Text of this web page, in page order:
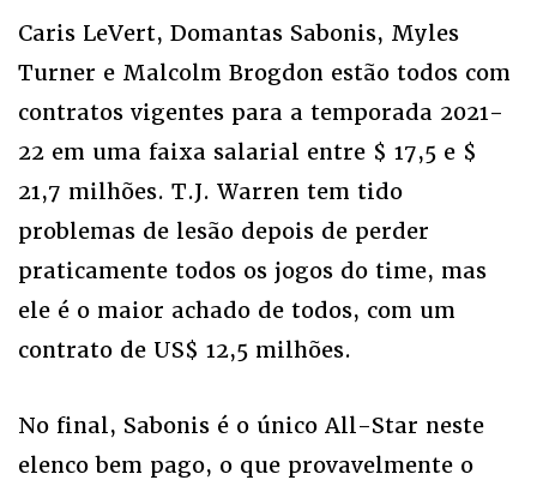
Caris LeVert, Domantas Sabonis, Myles
Turner e Malcolm Brogdon estão todos com
contratos vigentes para a temporada 2021-
22 em uma faixa salarial entre $ 17,5 e $
21,7 milhões. T.J. Warren tem tido
problemas de lesão depois de perder
praticamente todos os jogos do time, mas
ele é o maior achado de todos, com um
contrato de US$ 12,5 milhões.
No final, Sabonis é o único All-Star neste
elenco bem pago, o que provavelmente o